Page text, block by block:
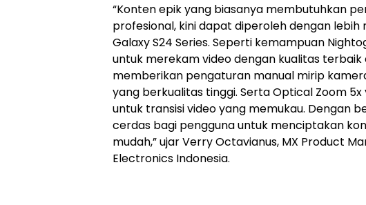
“Konten epik yang biasanya membutuhkan
profesional, kini dapat diperoleh dengan
Galaxy S24 Series. Seperti kemampuan
untuk merekam video dengan kualitas terbaik
memberikan pengaturan manual mirip
yang berkualitas tinggi. Serta Optical Zoom
untuk transisi video yang memukau. Dengan
cerdas bagi pengguna untuk menciptakan
mudah,” ujar Verry Octavianus, MX Product
Electronics Indonesia.